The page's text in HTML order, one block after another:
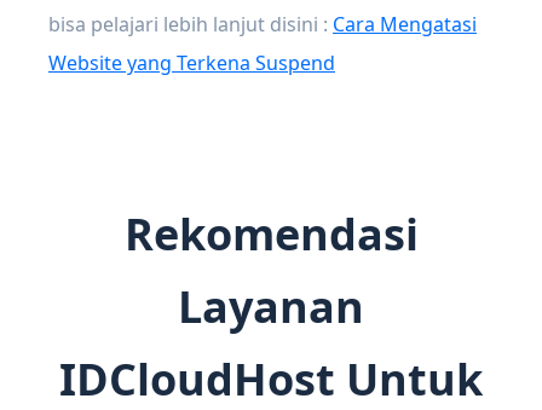
bisa pelajari lebih lanjut disini : Cara Mengatasi
Website yang Terkena Suspend
Rekomendasi
Layanan
IDCloudHost Untuk